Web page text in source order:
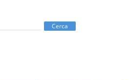
Cerca